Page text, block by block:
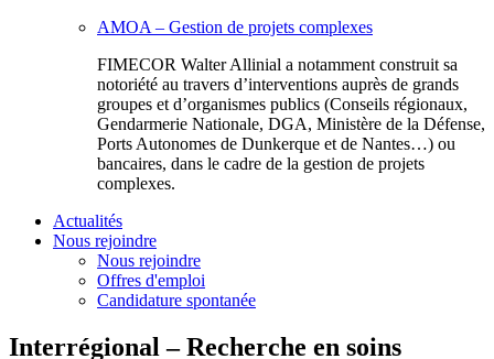
AMOA – Gestion de projets complexes
FIMECOR Walter Allinial a notamment construit sa
notoriété au travers d’interventions auprès de grands
groupes et d’organismes publics (Conseils régionaux,
Gendarmerie Nationale, DGA, Ministère de la Défense,
Ports Autonomes de Dunkerque et de Nantes…) ou
bancaires, dans le cadre de la gestion de projets
complexes.
Actualités
Nous rejoindre
Nous rejoindre
Offres d'emploi
Candidature spontanée
Interrégional – Recherche en soins